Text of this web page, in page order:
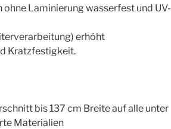
Laminierung wasserfest und UV-
erhöht
Kratzfestigkeit.
bis 137 cm Breite auf alle unter
Materialien